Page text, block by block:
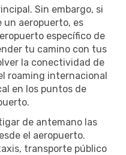
Sin embargo, si
un aeropuerto, es
específico de
tu camino con tus
la conectividad de
roaming internacional
en los puntos de
de antemano las
el aeropuerto.
transporte público